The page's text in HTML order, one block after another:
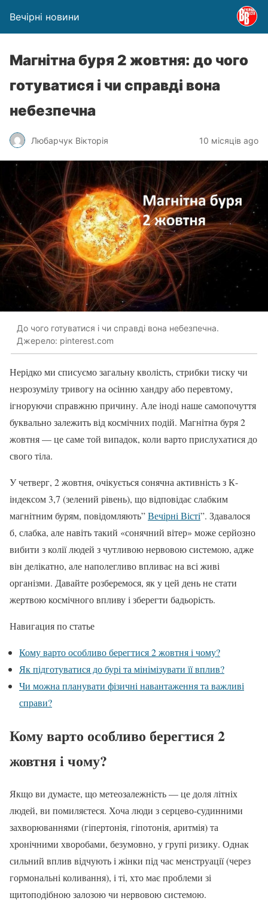
Вечірні новини
Магнітна буря 2 жовтня: до чого
готуватися і чи справді вона
небезпечна
Любарчук Вікторія 10 місяців ago
До чого готуватися і чи справді вона небезпечна.
Джерело: pinterest.com
Нерідко ми списуємо загальну кволість, стрибки тиску чи
незрозумілу тривогу на осінню хандру або перевтому,
ігноруючи справжню причину. Але іноді наше самопочуття
буквально залежить від космічних подій. Магнітна буря 2
жовтня — це саме той випадок, коли варто прислухатися до
свого тіла.
У четверг, 2 жовтня, очікується сонячна активність з К-
індексом 3,7 (зелений рівень), що відповідає слабким
магнітним бурям, повідомляють”Вечірні Вісті”. Здавалося
б, слабка, але навіть такий «сонячний вітер» може серйозно
вибити з колії людей з чутливою нервовою системою, адже
він делікатно, але наполегливо впливає на всі живі
організми. Давайте розберемося, як у цей день не стати
жертвою космічного впливу і зберегти бадьорість.
Навигация по статье
Кому варто особливо берегтися 2 жовтня і чому?
Як підготуватися до бурі та мінімізувати її вплив?
Чи можна планувати фізичні навантаження та важливі
справи?
Кому варто особливо берегтися 2
жовтня і чому?
Якщо ви думаєте, що метеозалежність — це доля літніх
людей, ви помиляєтеся. Хоча люди з серцево-судинними
захворюваннями (гіпертонія, гіпотонія, аритмія) та
хронічними хворобами, безумовно, у групі ризику. Однак
сильний вплив відчують і жінки під час менструації (через
гормональні коливання), і ті, хто має проблеми зі
щитоподібною залозою чи нервовою системою.